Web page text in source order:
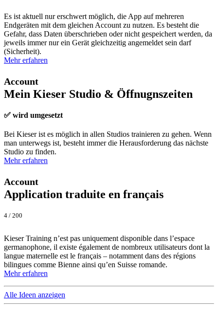
Es ist aktuell nur erschwert möglich, die App auf mehreren
Endgeräten mit dem gleichen Account zu nutzen. Es besteht die
Gefahr, dass Daten überschrieben oder nicht gespeichert werden, da
jeweils immer nur ein Gerät gleichzeitig angemeldet sein darf
(Sicherheit).
Mehr erfahren
Account
Mein Kieser Studio & Öffnugnszeiten
✅ wird umgesetzt
Bei Kieser ist es möglich in allen Studios trainieren zu gehen. Wenn
man unterwegs ist, besteht immer die Herausforderung das nächste
Studio zu finden.
Mehr erfahren
Account
Application traduite en français
4 / 200
Kieser Training n’est pas uniquement disponible dans l’espace
germanophone, il existe également de nombreux utilisateurs dont la
langue maternelle est le français – notamment dans des régions
bilingues comme Bienne ainsi qu’en Suisse romande.
Mehr erfahren
Alle Ideen anzeigen